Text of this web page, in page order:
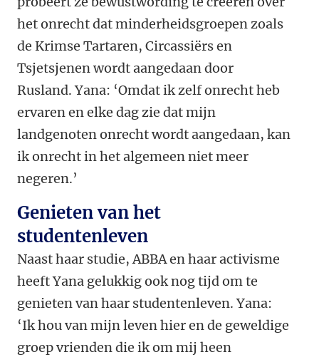
het onrecht dat minderheidsgroepen zoals
de Krimse Tartaren, Circassiërs en
Tsjetsjenen wordt aangedaan door
Rusland. Yana: ‘Omdat ik zelf onrecht heb
ervaren en elke dag zie dat mijn
landgenoten onrecht wordt aangedaan, kan
ik onrecht in het algemeen niet meer
negeren.’
Genieten van het
studentenleven
Naast haar studie, ABBA en haar activisme
heeft Yana gelukkig ook nog tijd om te
genieten van haar studentenleven. Yana:
‘Ik hou van mijn leven hier en de geweldige
groep vrienden die ik om mij heen